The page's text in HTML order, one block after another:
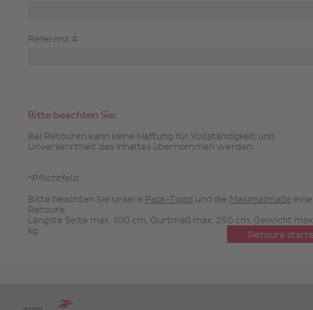
Referenz 4
Bitte beachten Sie:
Bei Retouren kann keine Haftung für Vollständigkeit und
Unversehrtheit des Inhaltes übernommen werden.
*Pflichtfeld
Bitte beachten Sie unsere Pack-Tipps und die Maximalmaße
Retoure:
Längste Seite max. 100 cm, Gurtmaß max. 250 cm, Gewicht
kg.